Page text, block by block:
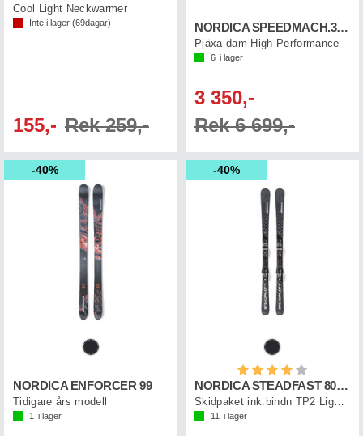
Cool Light Neckwarmer
Inte i lager (69dagar)
155,- Rek 259,-
NORDICA SPEEDMACH.3 115 W GW
Pjäxa dam High Performance
6 i lager
3 350,-
Rek 6 699,-
40%
NORDICA ENFORCER 99
Tidigare års modell
1 i lager
40%
Betyg:
NORDICA STEADFAST 80 DC +TP11
Skidpaket ink.bindn TP2 Light (0C8018OB)
11 i lager